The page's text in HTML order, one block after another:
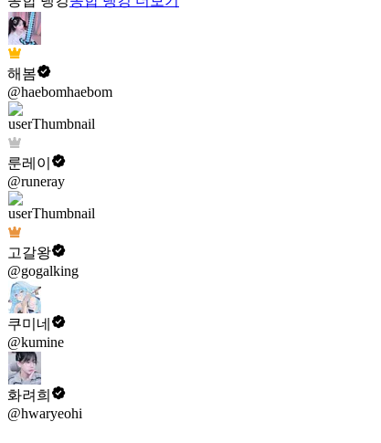
해봄
@haebomhaebom
룬레이
@runeray
고갈왕
@gogalking
쿠미네
@kumine
화려희
@hwaryeohi